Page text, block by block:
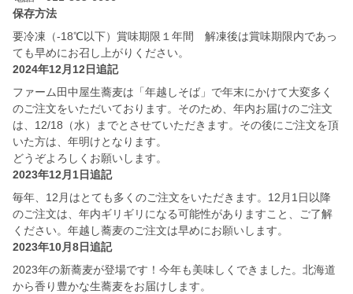
保存方法
要冷凍（-18℃以下）賞味期限１年間 解凍後は賞味期限内であっ
ても早めにお召し上がりください。
2024年12月12日追記
ファーム田中屋生蕎麦は「年越しそば」で年末にかけて大変多く
のご注文をいただいております。そのため、年内お届けのご注文
は、12/18（水）までとさせていただきます。その後にご注文を頂
いた方は、年明けとなります。
どうぞよろしくお願いします。
2023年12月1日追記
毎年、12月はとても多くのご注文をいただきます。12月1日以降
のご注文は、年内ギリギリになる可能性がありますこと、ご了解
ください。年越し蕎麦のご注文は早めにお願いします。
2023年10月8日追記
2023年の新蕎麦が登場です！今年も美味しくできました。北海道
から香り豊かな生蕎麦をお届けします。